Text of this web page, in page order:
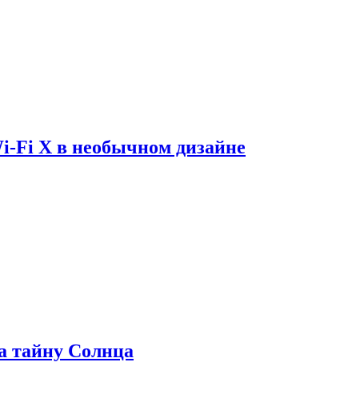
Fi X в необычном дизайне
тайну Солнца